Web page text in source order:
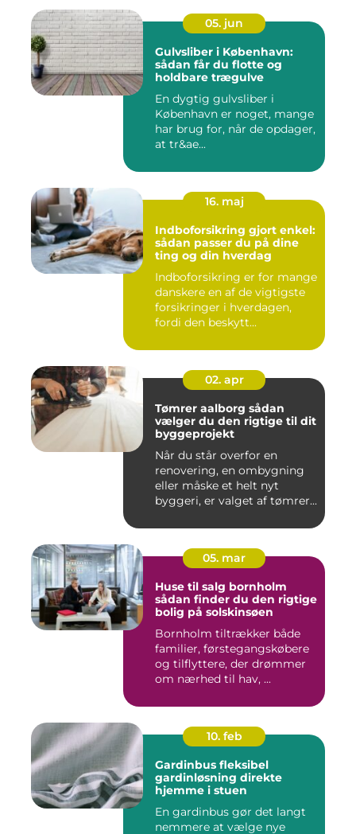
05. jun
Gulvsliber i København:
sådan får du flotte og
holdbare trægulve
En dygtig gulvsliber i
København er noget, mange
har brug for, når de opdager,
at tr&ae...
16. maj
Indboforsikring gjort enkel:
sådan passer du på dine
ting og din hverdag
Indboforsikring er for mange
danskere en af de vigtigste
forsikringer i hverdagen,
fordi den beskytt...
02. apr
Tømrer aalborg sådan
vælger du den rigtige til dit
byggeprojekt
Når du står overfor en
renovering, en ombygning
eller måske et helt nyt
byggeri, er valget af tømrer...
05. mar
Huse til salg bornholm
sådan finder du den rigtige
bolig på solskinsøen
Bornholm tiltrækker både
familier, førstegangskøbere
og tilflyttere, der drømmer
om nærhed til hav, ...
10. feb
Gardinbus fleksibel
gardinløsning direkte
hjemme i stuen
En gardinbus gør det langt
nemmere at vælge nye